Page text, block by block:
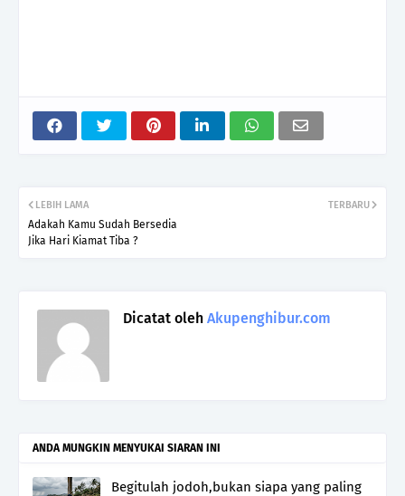
TERBARU
LEBIH LAMA
Adakah Kamu Sudah Bersedia
Jika Hari Kiamat Tiba ?
Dicatat oleh Akupenghibur.com
ANDA MUNGKIN MENYUKAI SIARAN INI
Begitulah jodoh,bukan siapa yang paling